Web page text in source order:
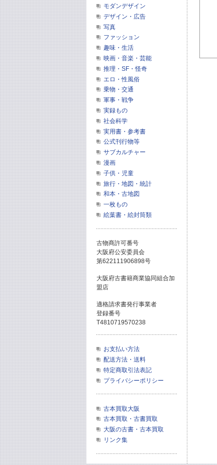
モダンデザイン
デザイン・広告
写真
ファッション
趣味・生活
映画・音楽・芸能
推理・SF・怪奇
エロ・性風俗
乗物・交通
軍事・戦争
実録もの
社会科学
実用書・参考書
公式刊行物等
サブカルチャー
漫画
子供・児童
旅行・地図・統計
和本・古地図
一枚もの
絵葉書・絵封筒類
古物商許可番号
大阪府公安委員会
第622111906898号
大阪府古書籍商業協同組合加
盟店
適格請求書発行事業者
登録番号
T4810719570238
お支払い方法
配送方法・送料
特定商取引法表記
プライバシーポリシー
古本買取大阪
古本買取・古書買取
大阪の古書・古本買取
リンク集